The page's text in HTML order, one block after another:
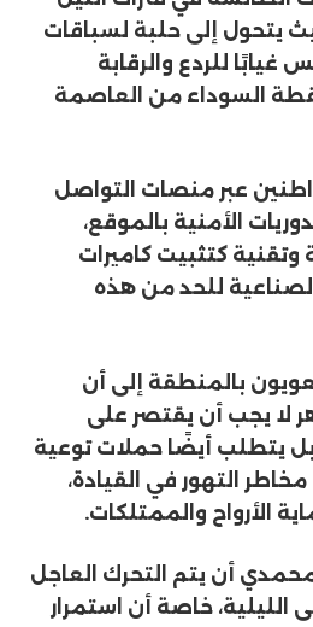
يتحول إلى حلبة لسباقات
غيابًا للردع والرقابة
السوداء من العاصمة
عبر منصات التواصل
الأمنية بالموقع،
كتثبيت كاميرات
للحد من هذه
بالمنطقة إلى أن
لا يجب أن يقتصر على
بل يتطلب أيضًا حملات توعية
التهور في القيادة،
الأرواح والممتلكات.
أن يتم التحرك العاجل
خاصة أن استمرار